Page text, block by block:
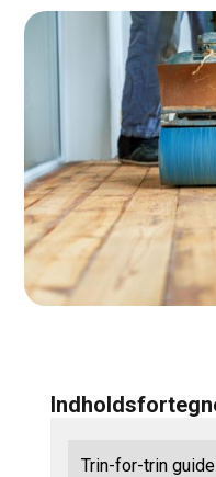
Trin-for-trin